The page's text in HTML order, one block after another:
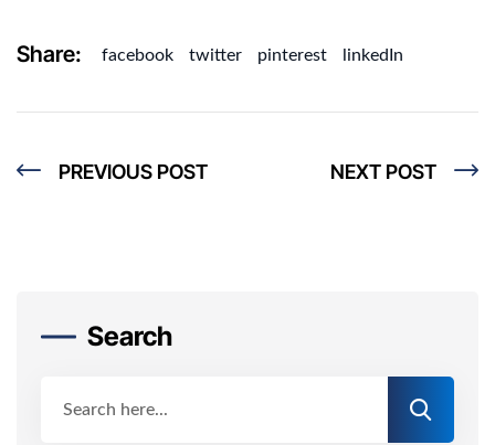
Share: facebook twitter pinterest linkedIn
PREVIOUS POST NEXT POST
Search